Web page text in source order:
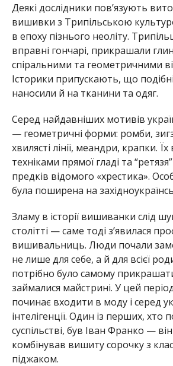
Деякі дослідники пов’язують
вишивки з Трипільською
в епоху пізнього неоліту.
вправні гончарі, прикрашали
спіральними та геометричними
Історики припускають, що
наносили й на тканини та одяг.
Серед найдавніших мотивів
— геометричні форми: ромби,
хвилясті лінії, меандри, крапки.
техніками прямої гладі та
предків відомого «хрестика».
була поширена на
Зламу в історії вишиванки слід
столітті — саме тоді з’явилася
вишивальниць. Люди почали
не лише для себе, а й для всієї
потрібно було самому
займалися майстрині. У цей
починає входити в моду і серед
інтелігенції. Один із перших, хто
суспільстві, був Іван Франко —
комбінував вишиту сорочку з
піджаком.